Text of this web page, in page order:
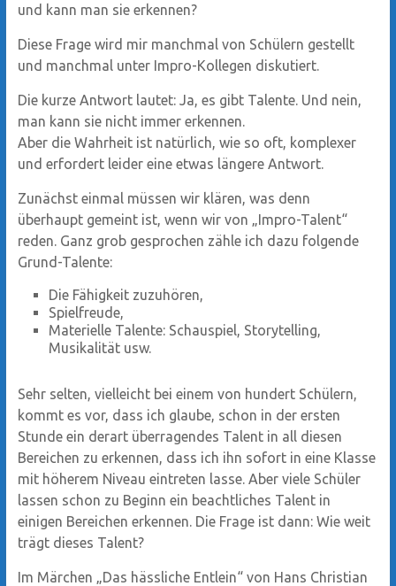
und kann man sie erkennen?
Diese Frage wird mir manchmal von Schülern gestellt
und manchmal unter Impro-Kollegen diskutiert.
Die kurze Antwort lautet: Ja, es gibt Talente. Und nein,
man kann sie nicht immer erkennen.
Aber die Wahrheit ist natürlich, wie so oft, komplexer
und erfordert leider eine etwas längere Antwort.
Zunächst einmal müssen wir klären, was denn
überhaupt gemeint ist, wenn wir von „Impro-Talent“
reden. Ganz grob gesprochen zähle ich dazu folgende
Grund-Talente:
Die Fähigkeit zuzuhören,
Spielfreude,
Materielle Talente: Schauspiel, Storytelling,
Musikalität usw.
Sehr selten, vielleicht bei einem von hundert Schülern,
kommt es vor, dass ich glaube, schon in der ersten
Stunde ein derart überragendes Talent in all diesen
Bereichen zu erkennen, dass ich ihn sofort in eine Klasse
mit höherem Niveau eintreten lasse. Aber viele Schüler
lassen schon zu Beginn ein beachtliches Talent in
einigen Bereichen erkennen. Die Frage ist dann: Wie weit
trägt dieses Talent?
Im Märchen „Das hässliche Entlein“ von Hans Christian